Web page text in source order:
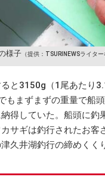
様子（提供：TSURINEWSライター
と3150g（1尾あたり
もまずまずの重量で船
得していた。船頭に釣
サギは釣行されたお客
久井湖釣行の締めくく